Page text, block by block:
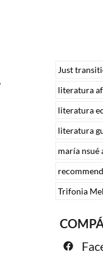
Just
literatura
literatura
literatura
maría nsué
Trifonia